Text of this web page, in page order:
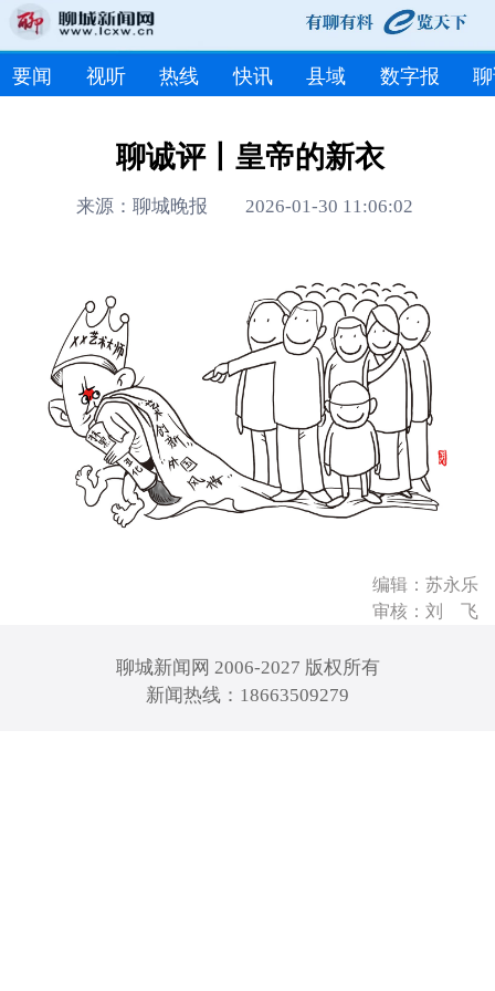
要闻 视听 热线 快讯 县域 数字报
聊诚评丨皇帝的新衣
来源：聊城晚报 2026-01-30 11:06:02
编辑：苏永乐
审核：刘 飞
聊城新闻网 2006-2027 版权所有
新闻热线：18663509279